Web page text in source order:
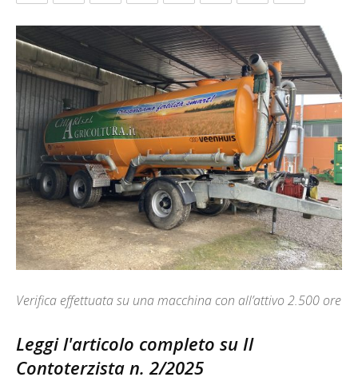
Verifica effettuata su una macchina con all’attivo 2.500 ore
Leggi l'articolo completo su Il
Contoterzista n. 2/2025